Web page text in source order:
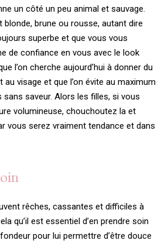
un côté un peu animal et sauvage.
blonde, brune ou rousse, autant dire
superbe et que vous vous
de confiance en vous avec le look
l’on cherche aujourd’hui à donner du
visage et que l’on évite au maximum
saveur. Alors les filles, si vous
volumineuse, chouchoutez la et
vous serez vraiment tendance et dans
rêches, cassantes et difficiles à
qu’il est essentiel d’en prendre soin
pour lui permettre d’être douce